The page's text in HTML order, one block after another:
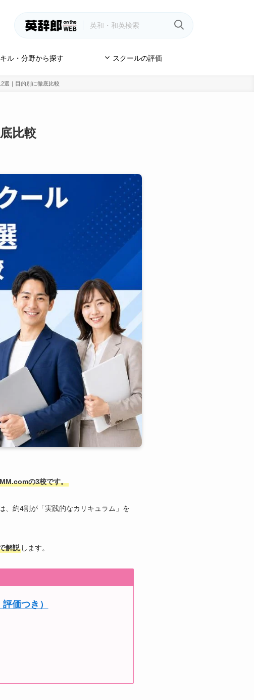
ル・分野から探す スクールの評価
選｜目的別に徹底比較
比較
の3校です。
、約4割が「実践的なカリキュラム」を
解説 します。
価つき）